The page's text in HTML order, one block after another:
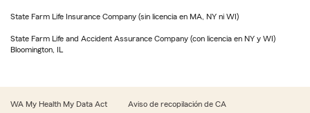
State Farm Life Insurance Company (sin licencia en MA, NY ni WI)
State Farm Life and Accident Assurance Company (con licencia en NY y WI)
Bloomington, IL
WA My Health My Data Act
Aviso de recopilación de CA